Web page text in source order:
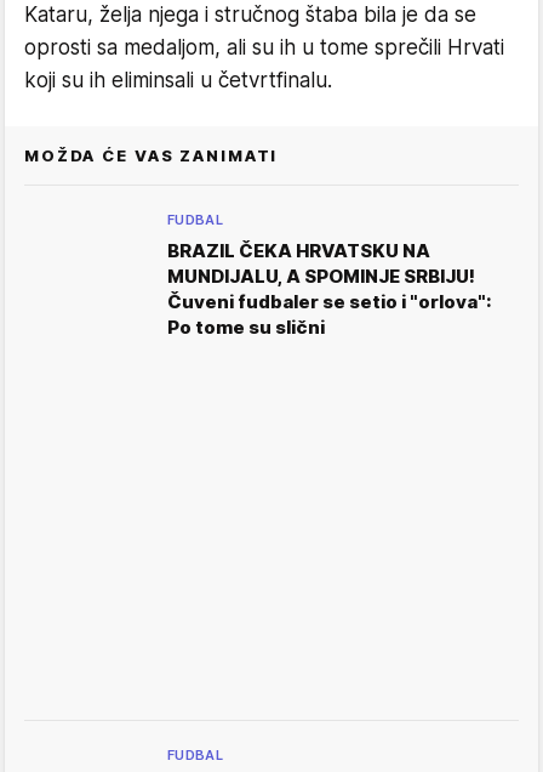
Kataru, želja njega i stručnog štaba bila je da se
oprosti sa medaljom, ali su ih u tome sprečili Hrvati
koji su ih eliminsali u četvrtfinalu.
MOŽDA ĆE VAS ZANIMATI
FUDBAL
BRAZIL ČEKA HRVATSKU NA
MUNDIJALU, A SPOMINJE SRBIJU!
Čuveni fudbaler se setio i "orlova":
Po tome su slični
FUDBAL